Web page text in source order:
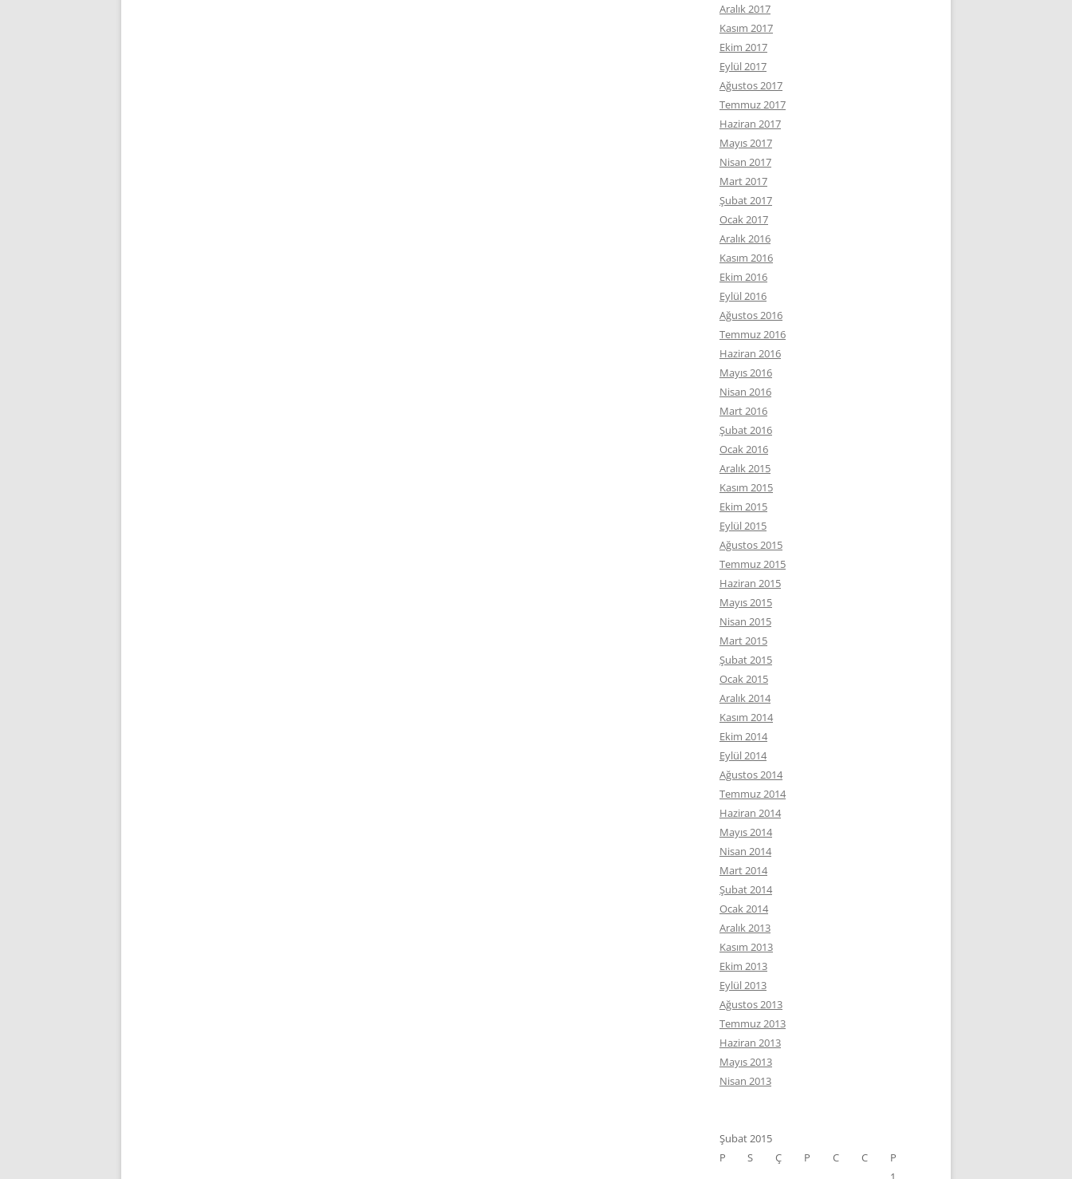
Aralık 2017
Kasım 2017
Ekim 2017
Eylül 2017
Ağustos 2017
Temmuz 2017
Haziran 2017
Mayıs 2017
Nisan 2017
Mart 2017
Şubat 2017
Ocak 2017
Aralık 2016
Kasım 2016
Ekim 2016
Eylül 2016
Ağustos 2016
Temmuz 2016
Haziran 2016
Mayıs 2016
Nisan 2016
Mart 2016
Şubat 2016
Ocak 2016
Aralık 2015
Kasım 2015
Ekim 2015
Eylül 2015
Ağustos 2015
Temmuz 2015
Haziran 2015
Mayıs 2015
Nisan 2015
Mart 2015
Şubat 2015
Ocak 2015
Aralık 2014
Kasım 2014
Ekim 2014
Eylül 2014
Ağustos 2014
Temmuz 2014
Haziran 2014
Mayıs 2014
Nisan 2014
Mart 2014
Şubat 2014
Ocak 2014
Aralık 2013
Kasım 2013
Ekim 2013
Eylül 2013
Ağustos 2013
Temmuz 2013
Haziran 2013
Mayıs 2013
Nisan 2013
Şubat 2015
P
S Ç P C C
P